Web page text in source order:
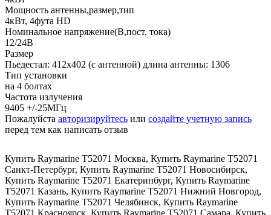
Мощность антенны,размер,тип
4кВт, 4фута HD
Номинальное напряжение(В,пост. тока)
12/24В
Размер
Пьедестал: 412x402 (с антенной) длина антенны: 1306
Тип установки
на 4 болтах
Частота излучения
9405 +/-25МГц
Пожалуйста авторизируйтесь или создайте учетную запись
перед тем как написать отзыв
Купить Raymarine Т52071 Москва, Купить Raymarine Т52071
Санкт-Петербург, Купить Raymarine Т52071 Новосибирск,
Купить Raymarine Т52071 Екатеринбург, Купить Raymarine
Т52071 Казань, Купить Raymarine Т52071 Нижний Новгород,
Купить Raymarine Т52071 Челябинск, Купить Raymarine